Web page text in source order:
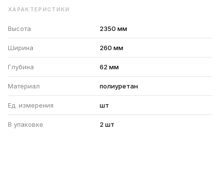
ХАРАКТЕРИСТИКИ
Высота 2350 мм
Ширина 260 мм
Глубина 62 мм
Материал полиуретан
Ед. измерения шт
В упаковке 2 шт